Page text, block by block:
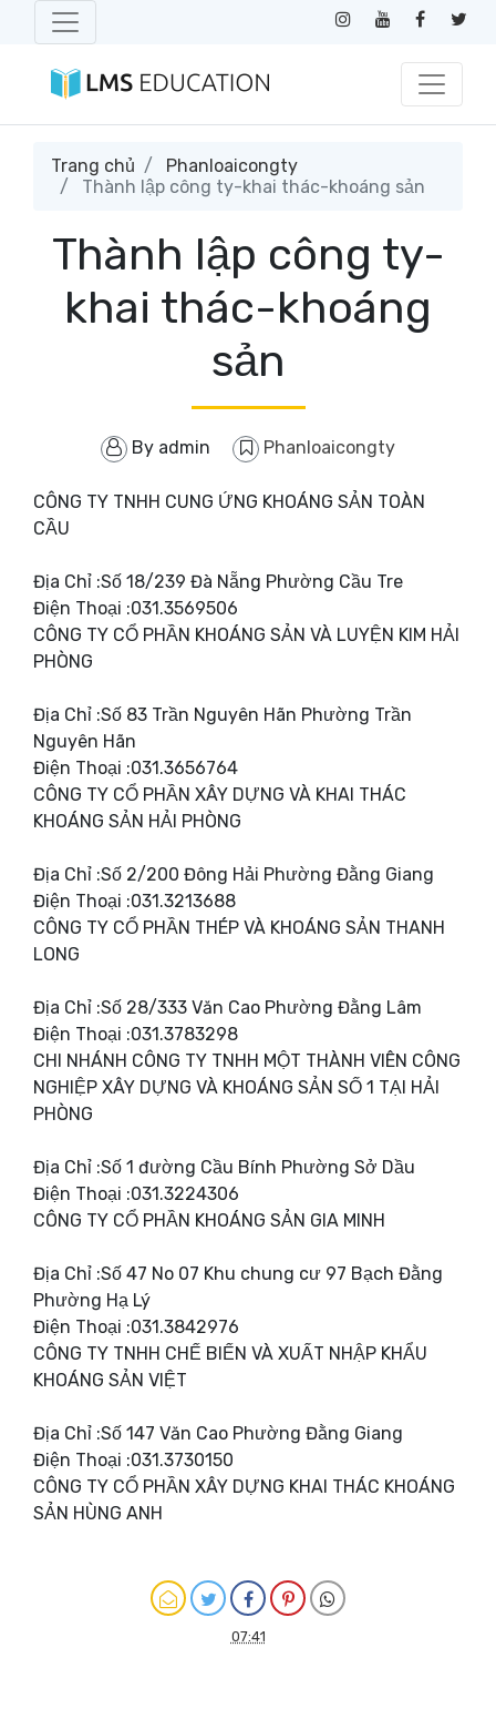
Trang chủ
Phanloaicongty
Thành lập công ty-khai thác-khoáng sản
Thành lập công ty-
khai thác-khoáng
sản
By admin Phanloaicongty
CÔNG TY TNHH CUNG ỨNG KHOÁNG SẢN TOÀN
CẦU
Địa Chỉ :Số 18/239 Đà Nẵng Phường Cầu Tre
Điện Thoại :031.3569506
CÔNG TY CỔ PHẦN KHOÁNG SẢN VÀ LUYỆN KIM HẢI
PHÒNG
Địa Chỉ :Số 83 Trần Nguyên Hãn Phường Trần
Nguyên Hãn
Điện Thoại :031.3656764
CÔNG TY CỔ PHẦN XÂY DỰNG VÀ KHAI THÁC
KHOÁNG SẢN HẢI PHÒNG
Địa Chỉ :Số 2/200 Đông Hải Phường Đằng Giang
Điện Thoại :031.3213688
CÔNG TY CỔ PHẦN THÉP VÀ KHOÁNG SẢN THANH
LONG
Địa Chỉ :Số 28/333 Văn Cao Phường Đằng Lâm
Điện Thoại :031.3783298
CHI NHÁNH CÔNG TY TNHH MỘT THÀNH VIÊN CÔNG
NGHIỆP XÂY DỰNG VÀ KHOÁNG SẢN SỐ 1 TẠI HẢI
PHÒNG
Địa Chỉ :Số 1 đường Cầu Bính Phường Sở Dầu
Điện Thoại :031.3224306
CÔNG TY CỔ PHẦN KHOÁNG SẢN GIA MINH
Địa Chỉ :Số 47 No 07 Khu chung cư 97 Bạch Đằng
Phường Hạ Lý
Điện Thoại :031.3842976
CÔNG TY TNHH CHẾ BIẾN VÀ XUẤT NHẬP KHẨU
KHOÁNG SẢN VIỆT
Địa Chỉ :Số 147 Văn Cao Phường Đằng Giang
Điện Thoại :031.3730150
CÔNG TY CỔ PHẦN XÂY DỰNG KHAI THÁC KHOÁNG
SẢN HÙNG ANH
07:41